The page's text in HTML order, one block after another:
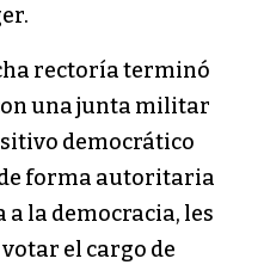
rectoría terminó
una junta militar
democrático
forma autoritaria
a la democracia, les
el cargo de